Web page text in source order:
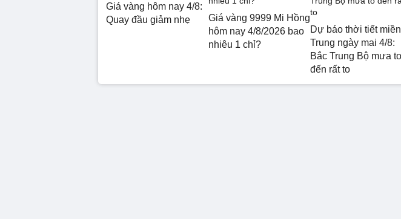
Giá vàng hôm nay 4/8:
Quay đầu giảm nhẹ
Giá vàng 9999 Mi Hồng
hôm nay 4/8/2026 bao
nhiêu 1 chỉ?
Dự báo thời tiết miền
Trung ngày mai 4/8:
Bắc Trung Bộ mưa to
đến rất to